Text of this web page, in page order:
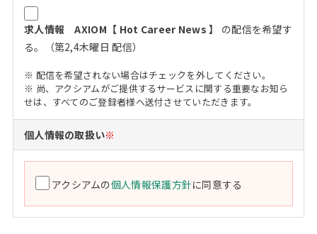
求人情報 AXIOM【 Hot Career News 】
の配信を希望す
る。（第2,4木曜日 配信）
※ 配信を希望されない場合はチェックを外してください。
※ 尚、アクシアムがご提供するサービスに関する重要なお知ら
せは、すべてのご登録者様へ送付させていただきます。
個人情報の取扱い※
アクシアムの個人情報保護方針に同意する